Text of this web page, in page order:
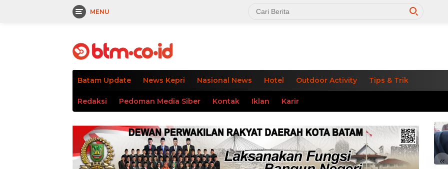
MENU
Batam Update News Kepri Nasional News Hotel Outdoor Activity Tips & Trik
Redaksi Pedoman Media Siber Kontak Iklan Karir
«